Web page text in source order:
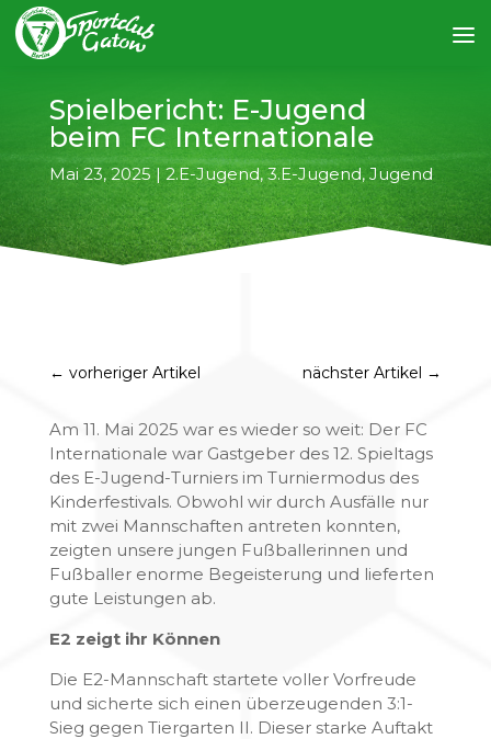
Spielbericht: E-Jugend
beim FC Internationale
Mai 23, 2025 | 2.E-Jugend, 3.E-Jugend, Jugend
← vorheriger Artikel nächster Artikel →
Am 11. Mai 2025 war es wieder so weit: Der FC
Internationale war Gastgeber des 12. Spieltags
des E-Jugend-Turniers im Turniermodus des
Kinderfestivals. Obwohl wir durch Ausfälle nur
mit zwei Mannschaften antreten konnten,
zeigten unsere jungen Fußballerinnen und
Fußballer enorme Begeisterung und lieferten
gute Leistungen ab.
E2 zeigt ihr Können
Die E2-Mannschaft startete voller Vorfreude
und sicherte sich einen überzeugenden 3:1-
Sieg gegen Tiergarten II. Dieser starke Auftakt